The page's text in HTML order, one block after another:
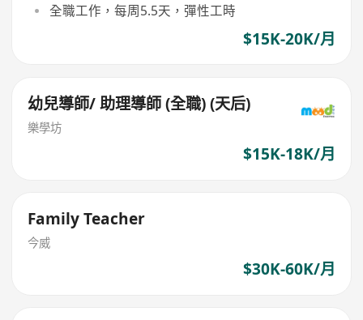
全職工作，每周5.5天，彈性工時
$15K-20K/月
幼兒導師/ 助理導師 (全職) (天后)
樂學坊
$15K-18K/月
Family Teacher
今威
$30K-60K/月